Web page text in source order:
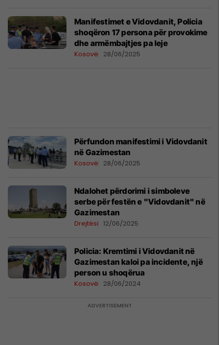
Manifestimet e Vidovdanit, Policia
shoqëron 17 persona për provokime
dhe armëmbajtjes pa leje
Kosovë 28/06/2025
Përfundon manifestimi i Vidovdanit
në Gazimestan
Kosovë 28/06/2025
Ndalohet përdorimi i simboleve
serbe për festën e "Vidovdanit" në
Gazimestan
Drejtësi 12/06/2025
Policia: Kremtimi i Vidovdanit në
Gazimestan kaloi pa incidente, një
person u shoqërua
Kosovë 28/06/2024